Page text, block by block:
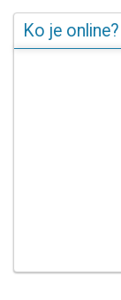
Ko je online?